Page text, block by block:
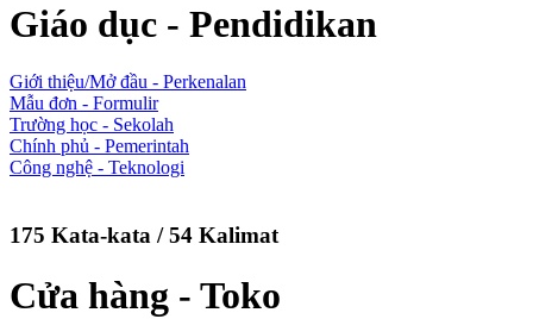
Giáo dục - Pendidikan
Giới thiệu/Mở đầu - Perkenalan
Mẫu đơn - Formulir
Trường học - Sekolah
Chính phủ - Pemerintah
Công nghệ - Teknologi
175 Kata-kata / 54 Kalimat
Cửa hàng - Toko